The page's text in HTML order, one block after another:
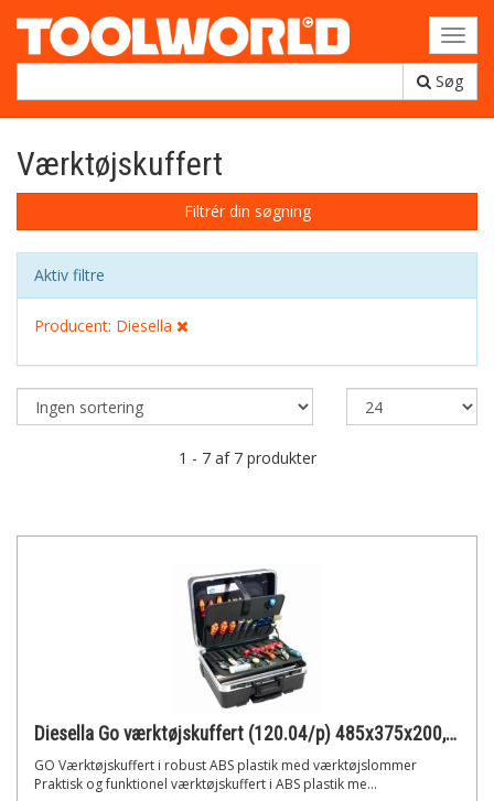
Søg
Værktøjskuffert
Filtrér din søgning
Aktiv filtre
Producent: Diesella
1 - 7 af 7 produkter
Diesella Go værktøjskuffert (120.04/p) 485x375x200, volume: 36l
GO Værktøjskuffert i robust ABS plastik med værktøjslommer
Praktisk og funktionel værktøjskuffert i ABS plastik me...